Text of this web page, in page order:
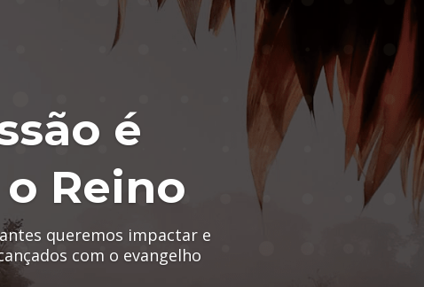
é
Reino
queremos impactar e
com o evangelho